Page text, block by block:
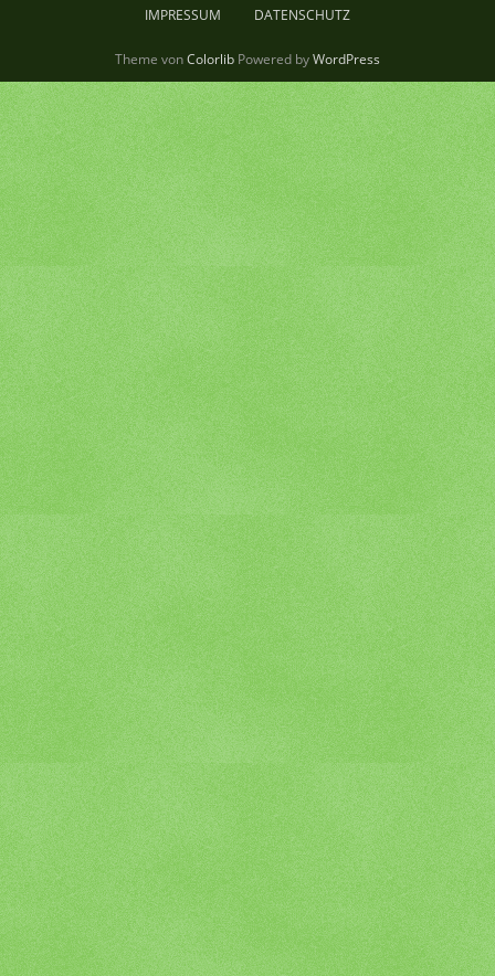
IMPRESSUM DATENSCHUTZ
Theme vonColorlib Powered byWordPress